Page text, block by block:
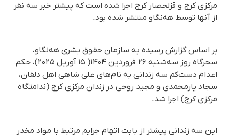
مرکزی کرج و قزلحصار کرج اجرا شده است که پیشتر خبر سه نفر
از آنها توسط هه‌نگاو منتشر شده بود.
بر اساس گزارش رسیده به سازمان حقوق بشری هه‌نگاو،
سحرگاه روز سه‌شنبه ۲۶ فروردین ۱۴۰۴( ۱۵ آوریل ۲۰۲۵)، حکم
اعدام دست‌کم سه زندانی به نام‌های علی شاهی اهل دلفان،
سجاد یارمحمدی و مجید روحی در زندان مرکزی کرج (ندامتگاه
مرکزی کرج) اجرا شد.
این سه زندانی پیشتر از بابت اتهام جرایم مرتبط با مواد مخدر